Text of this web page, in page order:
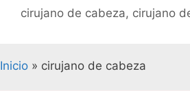
cirujano de cabeza, cirujano
Inicio » cirujano de cabeza